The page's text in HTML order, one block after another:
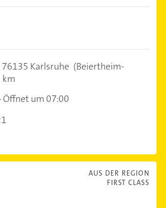
76135 Karlsruhe (Beiertheim-
km
Öffnet um 07:00
AUS DER REGION
FIRST CLASS